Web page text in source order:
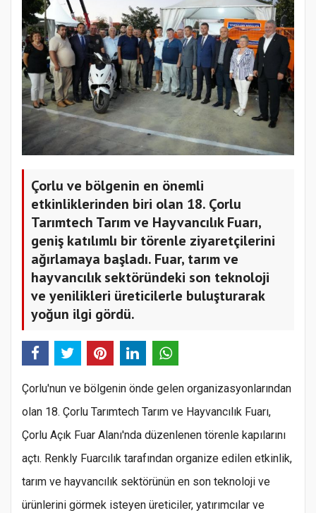
Çorlu ve bölgenin en önemli
etkinliklerinden biri olan 18. Çorlu
Tarımtech Tarım ve Hayvancılık Fuarı,
geniş katılımlı bir törenle ziyaretçilerini
ağırlamaya başladı. Fuar, tarım ve
hayvancılık sektöründeki son teknoloji
ve yenilikleri üreticilerle buluşturarak
yoğun ilgi gördü.
Çorlu'nun ve bölgenin önde gelen organizasyonlarından
olan 18. Çorlu Tarımtech Tarım ve Hayvancılık Fuarı,
Çorlu Açık Fuar Alanı'nda düzenlenen törenle kapılarını
açtı. Renkly Fuarcılık tarafından organize edilen etkinlik,
tarım ve hayvancılık sektörünün en son teknoloji ve
ürünlerini görmek isteyen üreticiler, yatırımcılar ve